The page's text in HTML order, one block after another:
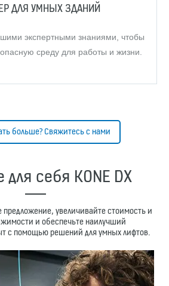
ДЛЯ УМНЫХ ЗДАНИЙ
экспертными знаниями, чтобы
среду для работы и жизни.
больше? Свяжитесь с нами
для себя KONE DX
увеличивайте стоимость и
и обеспечьте наилучший
с помощью решений для умных лифтов.